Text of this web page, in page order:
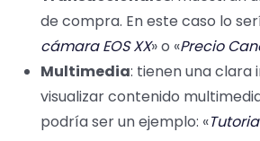
de compra. En este caso lo
cámara EOS XX» o «Precio
Multimedia: tienen una clara
visualizar contenido
podría ser un ejemplo: «